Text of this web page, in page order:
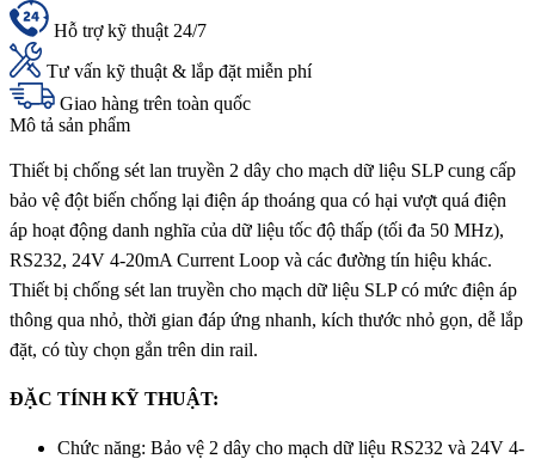
Hỗ trợ kỹ thuật 24/7
Tư vấn kỹ thuật & lắp đặt miễn phí
Giao hàng trên toàn quốc
Mô tả sản phẩm
Thiết bị chống sét lan truyền 2 dây cho mạch dữ liệu SLP cung cấp
bảo vệ đột biến chống lại điện áp thoáng qua có hại vượt quá điện
áp hoạt động danh nghĩa của dữ liệu tốc độ thấp (tối đa 50 MHz),
RS232, 24V 4-20mA Current Loop và các đường tín hiệu khác.
Thiết bị chống sét lan truyền cho mạch dữ liệu SLP có mức điện áp
thông qua nhỏ, thời gian đáp ứng nhanh, kích thước nhỏ gọn, dễ lắp
đặt, có tùy chọn gắn trên din rail.
ĐẶC TÍNH KỸ THUẬT:
Chức năng: Bảo vệ 2 dây cho mạch dữ liệu RS232 và 24V 4-